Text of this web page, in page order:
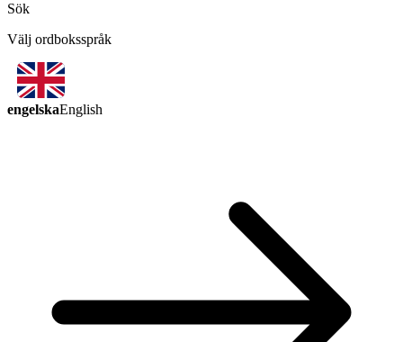
Sök
Välj ordboksspråk
engelskaEnglish